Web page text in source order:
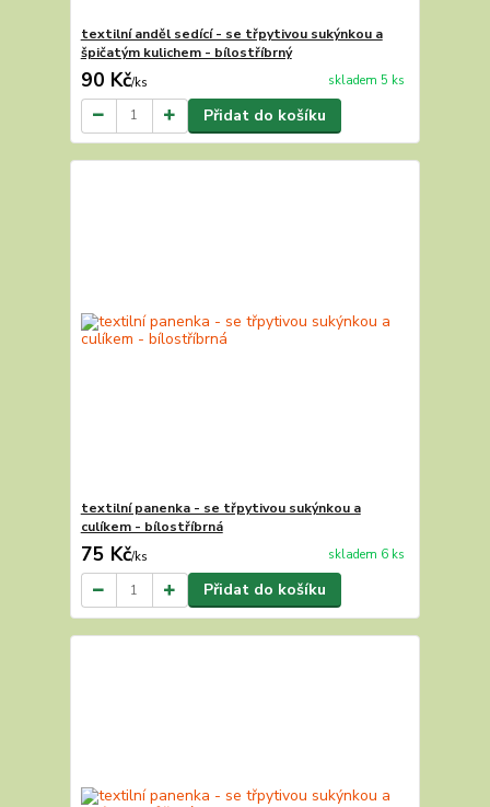
textilní anděl sedící - se třpytivou sukýnkou a
špičatým kulichem - bílostříbrný
90 Kč/ks skladem 5 ks
Přidat do košíku
textilní panenka - se třpytivou sukýnkou a
culíkem - bílostříbrná
75 Kč/ks skladem 6 ks
Přidat do košíku